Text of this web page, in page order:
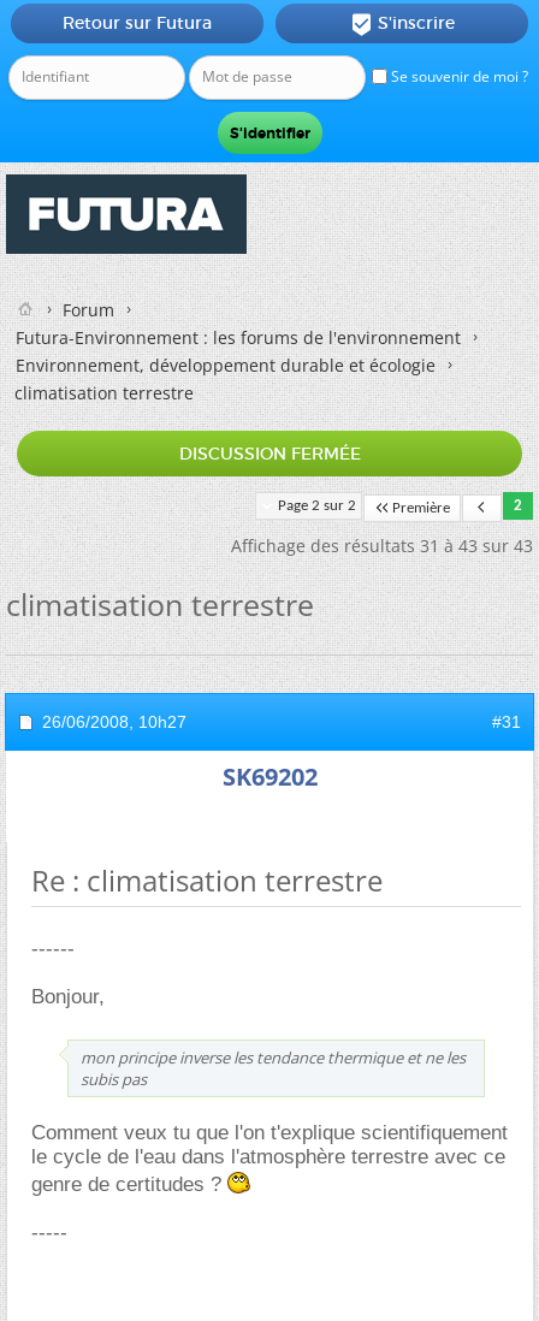
Se souvenir de moi ?
Retour sur Futura  S'inscrire
Forum
Futura-Environnement : les forums de l'environnement
Environnement, développement durable et écologie
climatisation terrestre
DISCUSSION FERMÉE
Page 2 sur 2 Première 2
Affichage des résultats 31 à 43 sur 43
climatisation terrestre
26/06/2008, 10h27 #31
SK69202
Re : climatisation terrestre
------
Bonjour,
mon principe inverse les tendance thermique et ne les
subis pas
Comment veux tu que l'on t'explique scientifiquement
le cycle de l'eau dans l'atmosphère terrestre avec ce
genre de certitudes ?
-----